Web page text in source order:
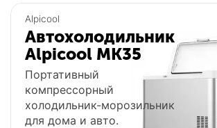
Популярный Популярный
Alpicool
Автохолодильник
Alpicool MK35
Портативный
компрессорный
холодильник-морозильник
для дома и авто.